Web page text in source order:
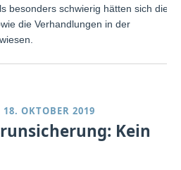
besonders schwierig hätten sich die
die Verhandlungen in der
18. OKTOBER 2019
Kein